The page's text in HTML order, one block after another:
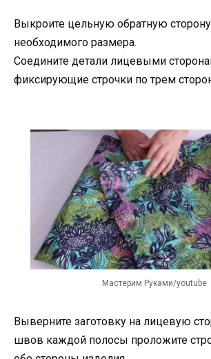
Выкроите цельную обратную
необходимого размера.
Соедините детали лицевыми
фиксирующие строчки по трем
Мастерим Руками/youtube
Выверните заготовку на лицевую
швов каждой полосы проложите